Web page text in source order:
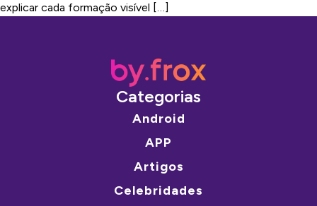
explicar cada formação visível […]
Categorias
Android
APP
Artigos
Celebridades